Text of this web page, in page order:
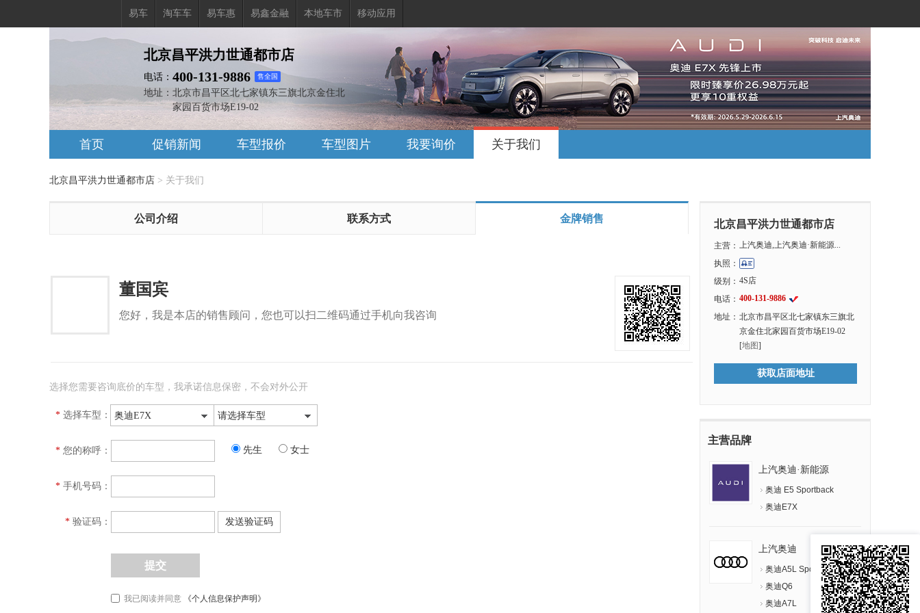
易车 淘车车 易车惠 易鑫金融 本地车市 移动应用
北京昌平洪力世通都市店
电话： 400-131-9886 售全国
地址： 北京市昌平区北七家镇东三旗北京金住北
家园百货市场E19-02
首页 促销新闻 车型报价 车型图片 我要询价 关于我们
北京昌平洪力世通都市店 > 关于我们
公司介绍 联系方式 金牌销售
董国宾
您好，我是本店的销售顾问，您也可以扫二维码通过手机向我咨询
选择您需要咨询底价的车型，我承诺信息保密，不会对外公开
* 选择车型： 奥迪E7X 请选择车型
* 您的称呼： 先生 女士
* 手机号码：
* 验证码： 发送验证码
提交
我已阅读并同意 《个人信息保护声明》
北京昌平洪力世通都市店
主营： 上汽奥迪,上汽奥迪·新能源...
执照：
级别： 4S店
电话： 400-131-9886
地址： 北京市昌平区北七家镇东三旗北
京金住北家园百货市场E19-02
[地图]
获取店面地址
主营品牌
上汽奥迪·新能源
奥迪 E5 Sportback
奥迪E7X
上汽奥迪
奥迪A5L Sportback
奥迪Q6
奥迪A7L